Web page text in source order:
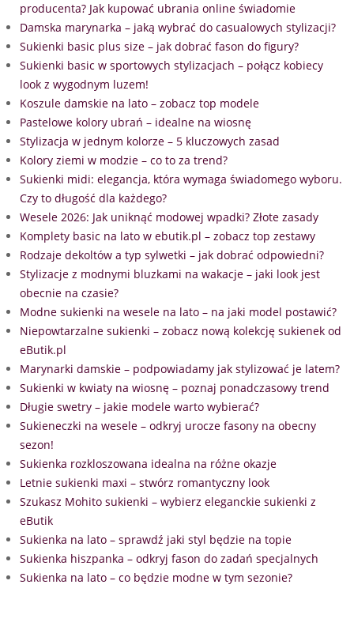
producenta? Jak kupować ubrania online świadomie
Damska marynarka – jaką wybrać do casualowych stylizacji?
Sukienki basic plus size – jak dobrać fason do figury?
Sukienki basic w sportowych stylizacjach – połącz kobiecy
look z wygodnym luzem!
Koszule damskie na lato – zobacz top modele
Pastelowe kolory ubrań – idealne na wiosnę
Stylizacja w jednym kolorze – 5 kluczowych zasad
Kolory ziemi w modzie – co to za trend?
Sukienki midi: elegancja, która wymaga świadomego wyboru.
Czy to długość dla każdego?
Wesele 2026: Jak uniknąć modowej wpadki? Złote zasady
Komplety basic na lato w ebutik.pl – zobacz top zestawy
Rodzaje dekoltów a typ sylwetki – jak dobrać odpowiedni?
Stylizacje z modnymi bluzkami na wakacje – jaki look jest
obecnie na czasie?
Modne sukienki na wesele na lato – na jaki model postawić?
Niepowtarzalne sukienki – zobacz nową kolekcję sukienek od
eButik.pl
Marynarki damskie – podpowiadamy jak stylizować je latem?
Sukienki w kwiaty na wiosnę – poznaj ponadczasowy trend
Długie swetry – jakie modele warto wybierać?
Sukieneczki na wesele – odkryj urocze fasony na obecny
sezon!
Sukienka rozkloszowana idealna na różne okazje
Letnie sukienki maxi – stwórz romantyczny look
Szukasz Mohito sukienki – wybierz eleganckie sukienki z
eButik
Sukienka na lato – sprawdź jaki styl będzie na topie
Sukienka hiszpanka – odkryj fason do zadań specjalnych
Sukienka na lato – co będzie modne w tym sezonie?